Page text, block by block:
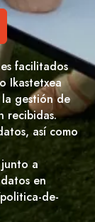
facilitados
Ikastetxea
gestión de
recibidas.
así como
a
en
de-